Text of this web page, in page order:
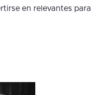
en relevantes